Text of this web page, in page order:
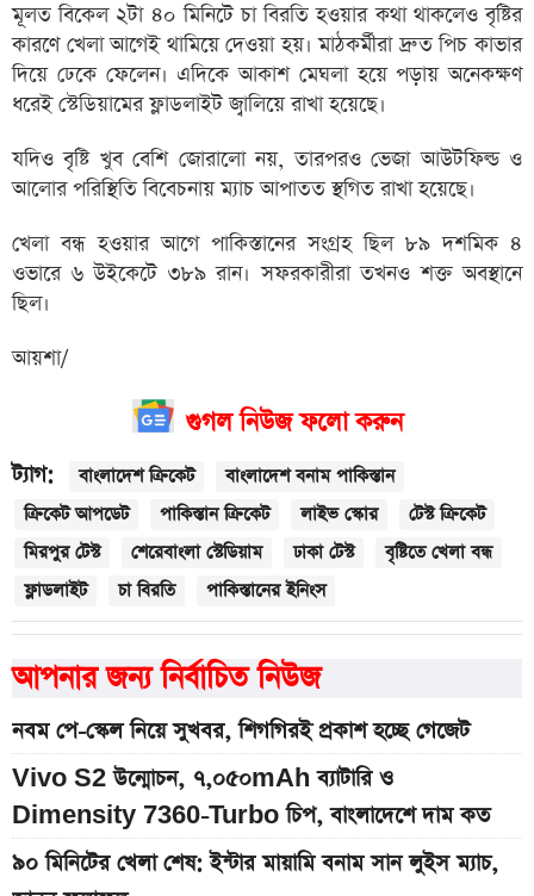
মূলত বিকেল ২টা ৪০ মিনিটে চা বিরতি হওয়ার কথা থাকলেও বৃষ্টির
কারণে খেলা আগেই থামিয়ে দেওয়া হয়। মাঠকর্মীরা দ্রুত পিচ কাভার
দিয়ে ঢেকে ফেলেন। এদিকে আকাশ মেঘলা হয়ে পড়ায় অনেকক্ষণ
ধরেই স্টেডিয়ামের ফ্লাডলাইট জ্বালিয়ে রাখা হয়েছে।
যদিও বৃষ্টি খুব বেশি জোরালো নয়, তারপরও ভেজা আউটফিল্ড ও
আলোর পরিস্থিতি বিবেচনায় ম্যাচ আপাতত স্থগিত রাখা হয়েছে।
খেলা বন্ধ হওয়ার আগে পাকিস্তানের সংগ্রহ ছিল ৮৯ দশমিক ৪
ওভারে ৬ উইকেটে ৩৮৯ রান। সফরকারীরা তখনও শক্ত অবস্থানে
ছিল।
আয়শা/
গুগল নিউজ ফলো করুন
ট্যাগ: বাংলাদেশ ক্রিকেট
বাংলাদেশ বনাম পাকিস্তান
ক্রিকেট আপডেট
পাকিস্তান ক্রিকেট লাইভ স্কোর
টেস্ট ক্রিকেট
মিরপুর টেস্ট
শেরেবাংলা স্টেডিয়াম ঢাকা টেস্ট
বৃষ্টিতে খেলা বন্ধ
ফ্লাডলাইট
চা বিরতি পাকিস্তানের ইনিংস
আপনার জন্য নির্বাচিত নিউজ
নবম পে-স্কেল নিয়ে সুখবর, শিগগিরই প্রকাশ হচ্ছে গেজেট
Vivo S2 উন্মোচন, ৭,০৫০mAh ব্যাটারি ও
Dimensity 7360-Turbo চিপ, বাংলাদেশে দাম কত
৯০ মিনিটের খেলা শেষ: ইন্টার মায়ামি বনাম সান লুইস ম্যাচ,